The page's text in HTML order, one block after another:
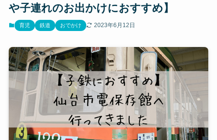
や子連れのお出かけにおすすめ】
育児 鉄道 おでかけ 2023年6月12日